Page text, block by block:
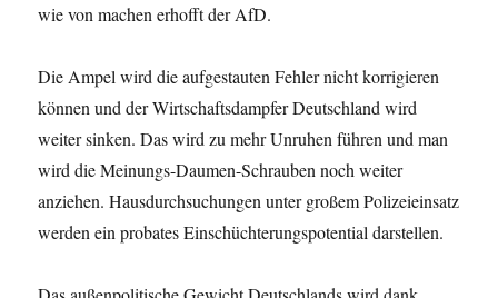
wie von machen erhofft der AfD.
Die Ampel wird die aufgestauten Fehler nicht korrigieren
können und der Wirtschaftsdampfer Deutschland wird
weiter sinken. Das wird zu mehr Unruhen führen und man
wird die Meinungs-Daumen-Schrauben noch weiter
anziehen. Hausdurchsuchungen unter großem Polizeieinsatz
werden ein probates Einschüchterungspotential darstellen.